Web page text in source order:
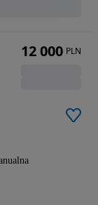
12 000 PLN